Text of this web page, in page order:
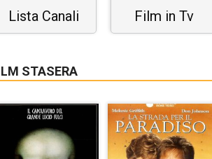
Lista Canali Film in Tv
STASERA